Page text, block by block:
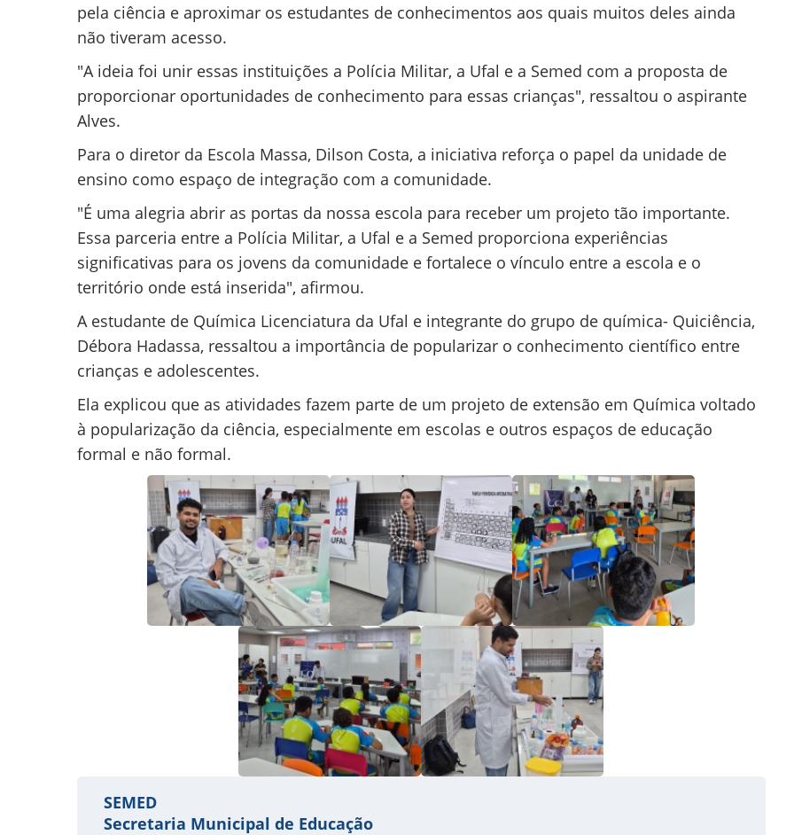
pela ciência e aproximar os estudantes de conhecimentos aos quais muitos deles ainda
não tiveram acesso.
"A ideia foi unir essas instituições a Polícia Militar, a Ufal e a Semed com a proposta de
proporcionar oportunidades de conhecimento para essas crianças", ressaltou o aspirante
Alves.
Para o diretor da Escola Massa, Dilson Costa, a iniciativa reforça o papel da unidade de
ensino como espaço de integração com a comunidade.
"É uma alegria abrir as portas da nossa escola para receber um projeto tão importante.
Essa parceria entre a Polícia Militar, a Ufal e a Semed proporciona experiências
significativas para os jovens da comunidade e fortalece o vínculo entre a escola e o
território onde está inserida", afirmou.
A estudante de Química Licenciatura da Ufal e integrante do grupo de química- Quiciência,
Débora Hadassa, ressaltou a importância de popularizar o conhecimento científico entre
crianças e adolescentes.
Ela explicou que as atividades fazem parte de um projeto de extensão em Química voltado
à popularização da ciência, especialmente em escolas e outros espaços de educação
formal e não formal.
SEMED
Secretaria Municipal de Educação